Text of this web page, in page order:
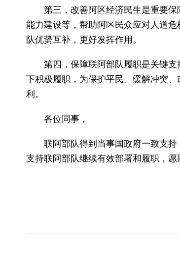
第三，改善阿区经济民生是重要
能力建设等，帮助阿区民众应对人道
队优势互补，更好发挥作用。
第四，保障联阿部队履职是关键
下积极履职，为保护平民、缓解冲突
利。
各位同事，
联阿部队得到当事国政府一致支
支持联阿部队继续有效部署和履职，